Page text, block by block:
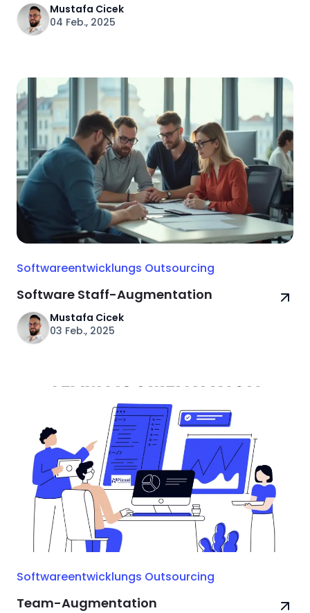
Mustafa Cicek
04 Feb., 2025
Softwareentwicklungs Outsourcing
Software Staff-Augmentation
Mustafa Cicek
03 Feb., 2025
Softwareentwicklungs Outsourcing
Team-Augmentation